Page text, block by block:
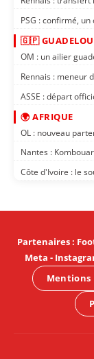
PSG : confirmé,
🇬🇵
OM : un ailier
Rennais : meneur
ASSE : départ
🌍 AFRIQUE
OL : nouveau
Nantes :
Côte d'Ivoire : le
Partenaires:
Meta -
Mentions